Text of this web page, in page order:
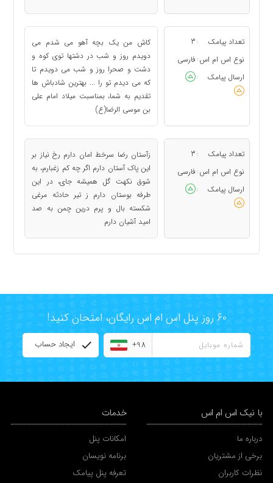
تعداد پیامک :
3
نوع اس ام اس : فارسی
ارسال پیامک
:
کاش من یک بچه آهو می شدم می
دویدم روز و شب در دشتها توی کوه و
دشت و صحرا روز و شب می دویدم تا
که می دیدم تو را ... بهترین شادباش ها
تقدیم به شما، بمناسبت میلاد امام علی
بن موسی الرضا(ع)
تعداد پیامک :
3
نوع اس ام اس : فارسی
ارسال پیامک
:
زآستان رضا سرخط امان دارم رخ نیاز بر
این پاک آستان دارم اگر چه کم زغبارم، به
شوق نکهت گل همیشه جای، در این
طرفه بوستان دارم ز تیر حادثه مرغی
شکسته بال و پرم درین چمن به صد
امید آشیان دارم
60 روز پنل اس ام اس رایگان، امتحان کنید!
+98 ایجاد حساب
با نیک اس ام اس
درباره ما
برخی از مشتریان
نظرات کاربران
خدمات
امکانات پنل
برنامه نویسان
تعرفه پنل پیامک